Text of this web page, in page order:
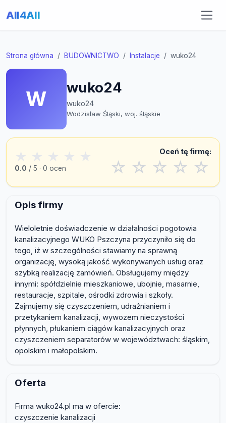
All4All
Strona główna BUDOWNICTWO Instalacje wuko24
W wuko24
wuko24
Wodzisław Śląski, woj. śląskie
★ ★ ★ ★ ★
0.0 / 5 · 0 ocen
Oceń tę firmę:
☆ ☆ ☆ ☆ ☆
Opis firmy
Wieloletnie doświadczenie w działalności pogotowia
kanalizacyjnego WUKO Pszczyna przyczyniło się do
tego, iż w szczególności stawiamy na sprawną
organizację, wysoką jakość wykonywanych usług oraz
szybką realizację zamówień. Obsługujemy między
innymi: spółdzielnie mieszkaniowe, ubojnie, masarnie,
restauracje, szpitale, ośrodki zdrowia i szkoły.
Zajmujemy się czyszczeniem, udrażnianiem i
przetykaniem kanalizacji, wywozem nieczystości
płynnych, płukaniem ciągów kanalizacyjnych oraz
czyszczeniem separatorów w województwach: śląskim,
opolskim i małopolskim.
Oferta
Firma wuko24.pl ma w ofercie:
czyszczenie kanalizacji